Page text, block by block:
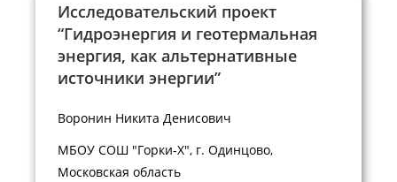
Исследовательский проект
“Гидроэнергия и геотермальная
энергия, как альтернативные
источники энергии”
Воронин Никита Денисович
МБОУ СОШ "Горки-Х", г. Одинцово,
Московская область